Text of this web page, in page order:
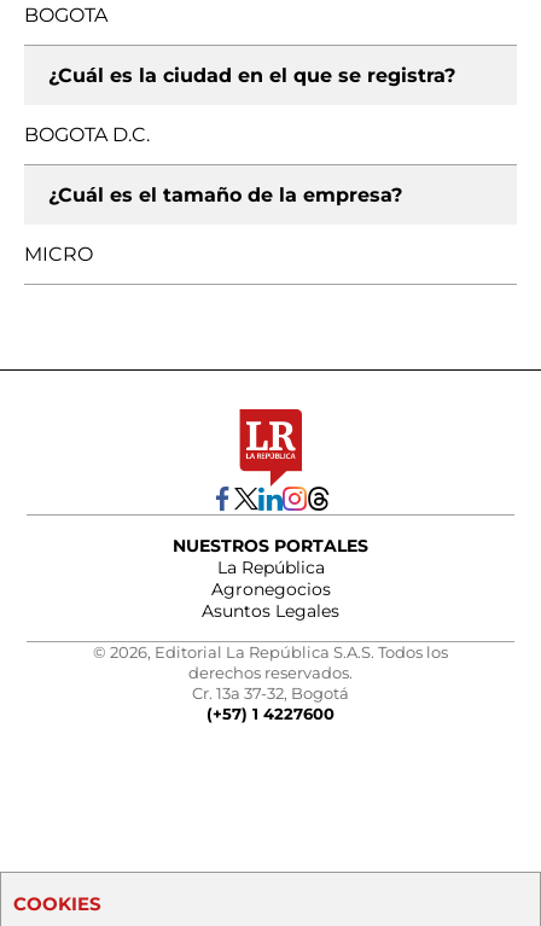
BOGOTA
¿Cuál es la ciudad en el que se registra?
BOGOTA D.C.
¿Cuál es el tamaño de la empresa?
MICRO
NUESTROS PORTALES
La República
Agronegocios
Asuntos Legales
© 2026, Editorial La República S.A.S. Todos los
derechos reservados.
Cr. 13a 37-32, Bogotá
(+57) 1 4227600
COOKIES